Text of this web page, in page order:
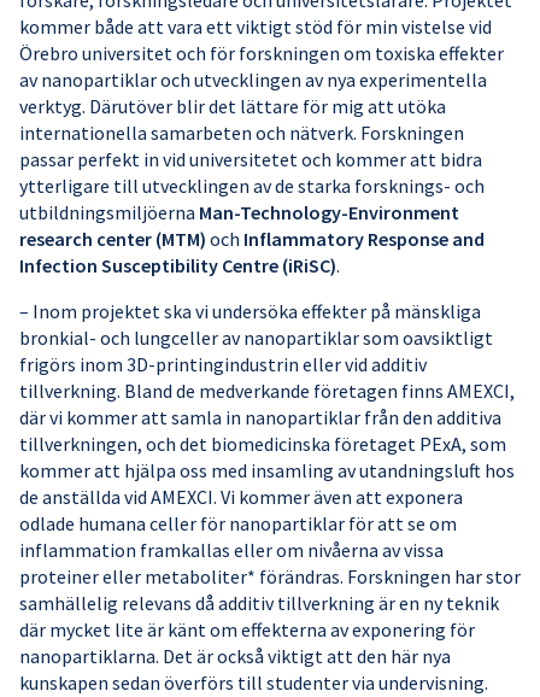
kommer både att vara ett viktigt stöd för min vistelse vid
Örebro universitet och för forskningen om toxiska effekter
av nanopartiklar och utvecklingen av nya experimentella
verktyg. Därutöver blir det lättare för mig att utöka
internationella samarbeten och nätverk. Forskningen
passar perfekt in vid universitetet och kommer att bidra
ytterligare till utvecklingen av de starka forsknings- och
utbildningsmiljöerna Man-Technology-Environment
research center (MTM) och Inflammatory Response and
Infection Susceptibility Centre (iRiSC).
– Inom projektet ska vi undersöka effekter på mänskliga
bronkial- och lungceller av nanopartiklar som oavsiktligt
frigörs inom 3D-printingindustrin eller vid additiv
tillverkning. Bland de medverkande företagen finns AMEXCI,
där vi kommer att samla in nanopartiklar från den additiva
tillverkningen, och det biomedicinska företaget PExA, som
kommer att hjälpa oss med insamling av utandningsluft hos
de anställda vid AMEXCI. Vi kommer även att exponera
odlade humana celler för nanopartiklar för att se om
inflammation framkallas eller om nivåerna av vissa
proteiner eller metaboliter* förändras. Forskningen har stor
samhällelig relevans då additiv tillverkning är en ny teknik
där mycket lite är känt om effekterna av exponering för
nanopartiklarna. Det är också viktigt att den här nya
kunskapen sedan överförs till studenter via undervisning.